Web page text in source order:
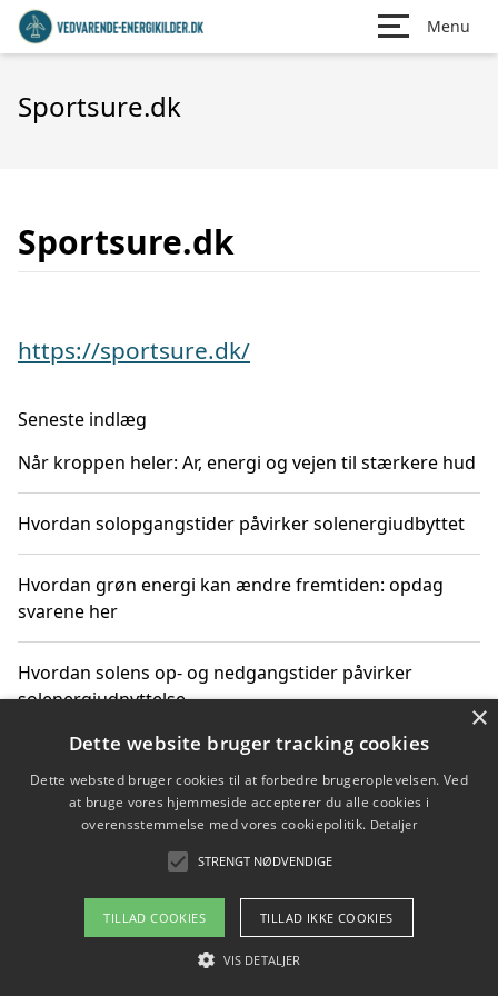
Menu
Sportsure.dk
Sportsure.dk
https://sportsure.dk/
Seneste indlæg
Når kroppen heler: Ar, energi og vejen til stærkere hud
Hvordan solopgangstider påvirker solenergiudbyttet
Hvordan grøn energi kan ændre fremtiden: opdag
svarene her
Hvordan solens op- og nedgangstider påvirker
solenergiudnyttelse
Hvordan du får svar på energispørgsmål om
vedvarende energikilder
Om / kontakt
Blog Betingelser
×
Dette website bruger tracking cookies
Dette websted bruger cookies til at forbedre brugeroplevelsen. Ved
at bruge vores hjemmeside accepterer du alle cookies i
overensstemmelse med vores cookiepolitik. Detaljer
STRENGT NØDVENDIGE
TILLAD COOKIES TILLAD IKKE COOKIES
VIS DETALJER